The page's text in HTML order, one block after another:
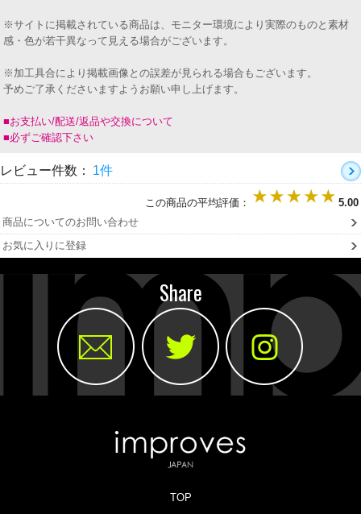
※サイトに掲載されている商品は、モニター環境により実際のものと素材
感・色が若干異なって見える場合がございます。
※加工具合により掲載画像との誤差が見られる場合もございます。
予めご了承くださいますようお願い申し上げます。
■お支払い/配送/返品や交換について
■必ずご確認下さい
レビュー件数： 1件
この商品の平均評価：
5.00
商品についてのお問い合わせ
お気に入りに登録
Share
TOP